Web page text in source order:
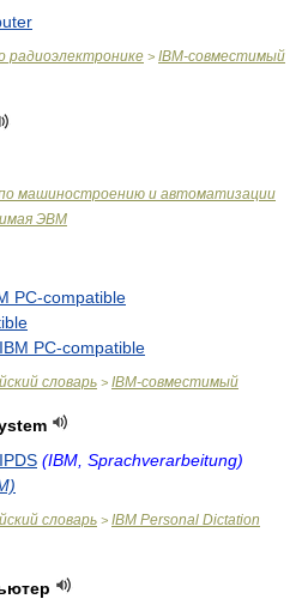
радиоэлектронике > IBM-совместимый
по машиностроению и автоматизации
ЭВМ
PC-compatible
IBM PC-compatible
словарь > IBM-совместимый
IPDS (IBM, Sprachverarbeitung)
словарь > IBM Personal Dictation